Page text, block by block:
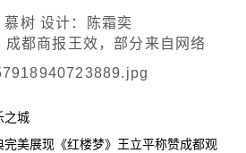
慕树 设计：陈霜奕
成都商报王效，部分来自网络
之城
完美展现《红楼梦》王立平称赞成都观